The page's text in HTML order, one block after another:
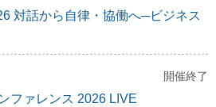
対話から自律・協働へ─ビジネス
開催終了
ファレンス 2026 LIVE